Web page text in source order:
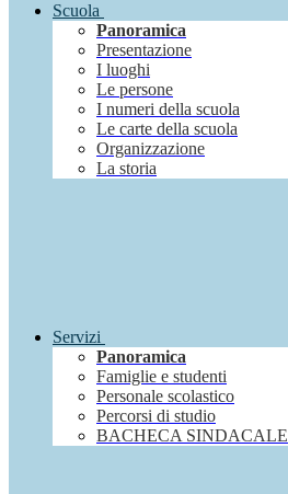
Scuola
Panoramica
Presentazione
I luoghi
Le persone
I numeri della scuola
Le carte della scuola
Organizzazione
La storia
Servizi
Panoramica
Famiglie e studenti
Personale scolastico
Percorsi di studio
BACHECA SINDACALE